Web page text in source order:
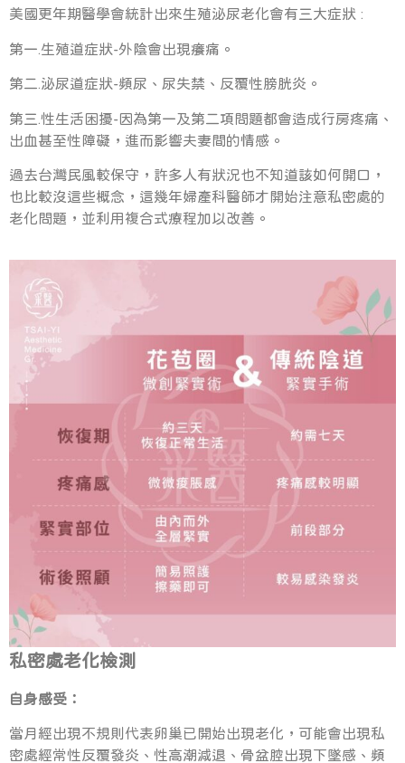
美國更年期醫學會統計出來生殖泌尿老化會有三大症狀 :
第一.生殖道症狀-外陰會出現癢痛。
第二.泌尿道症狀-頻尿、尿失禁、反覆性膀胱炎。
第三.性生活困擾-因為第一及第二項問題都會造成行房疼痛、
出血甚至性障礙，進而影響夫妻間的情感。
過去台灣民風較保守，許多人有狀況也不知道該如何開口，
也比較沒這些概念，這幾年婦產科醫師才開始注意私密處的
老化問題，並利用複合式療程加以改善。
私密處老化檢測
自身感受：
當月經出現不規則代表卵巢已開始出現老化，可能會出現私
密處經常性反覆發炎、性高潮減退、骨盆腔出現下墜感、頻